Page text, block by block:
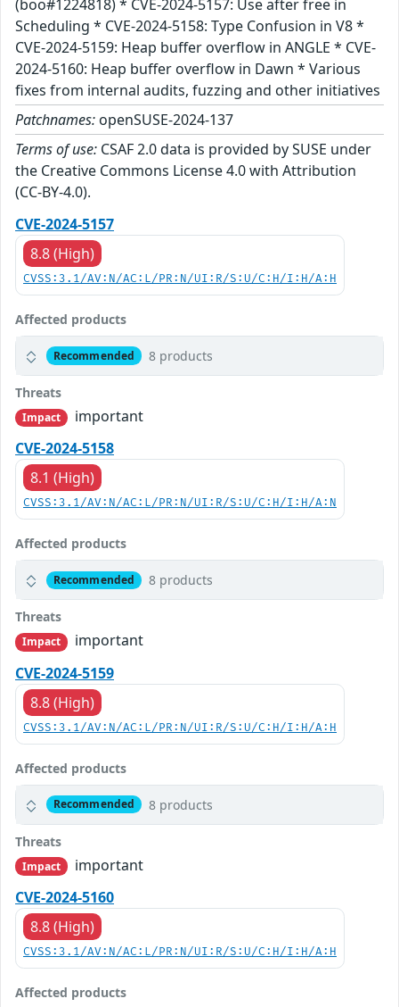
(boo#1224818) * CVE-2024-5157: Use after free in
Scheduling * CVE-2024-5158: Type Confusion in V8 *
CVE-2024-5159: Heap buffer overflow in ANGLE * CVE-
2024-5160: Heap buffer overflow in Dawn * Various
fixes from internal audits, fuzzing and other initiatives
Patchnames: openSUSE-2024-137
Terms of use: CSAF 2.0 data is provided by SUSE under
the Creative Commons License 4.0 with Attribution
(CC-BY-4.0).
CVE-2024-5157
8.8 (High)
CVSS:3.1/AV:N/AC:L/PR:N/UI:R/S:U/C:H/I:H/A:H
Affected products
Recommended 8 products
Threats
Impact
important
CVE-2024-5158
8.1 (High)
CVSS:3.1/AV:N/AC:L/PR:N/UI:R/S:U/C:H/I:H/A:N
Affected products
Recommended 8 products
Threats
Impact
important
CVE-2024-5159
8.8 (High)
CVSS:3.1/AV:N/AC:L/PR:N/UI:R/S:U/C:H/I:H/A:H
Affected products
Recommended 8 products
Threats
Impact
important
CVE-2024-5160
8.8 (High)
CVSS:3.1/AV:N/AC:L/PR:N/UI:R/S:U/C:H/I:H/A:H
Affected products